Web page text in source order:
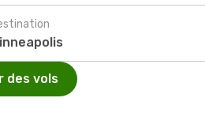
des vols